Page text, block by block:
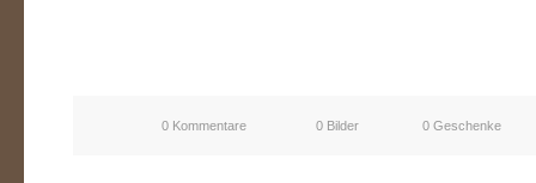
0 Kommentare 0 Bilder 0 Geschenke